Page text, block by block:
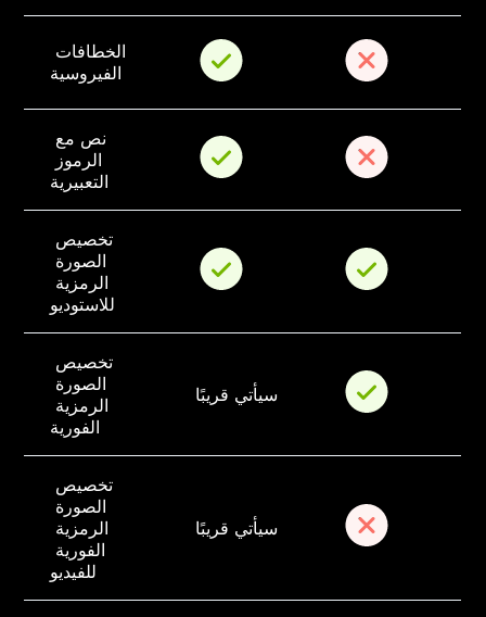
الخطافات
الفيروسية
نص مع
الرموز
التعبيرية
تخصيص
الصورة
الرمزية
للاستوديو
تخصيص
الصورة
الرمزية
الفورية
سيأتي قريبًا
تخصيص
الصورة
الرمزية
الفورية
للفيديو
سيأتي قريبًا